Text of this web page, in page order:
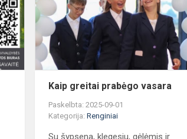
Kaip greitai prabėgo vasara
Paskelbta: 2025-09-01
Kategorija:Renginiai
Su šypsena, klegesiu, gėlėmis ir